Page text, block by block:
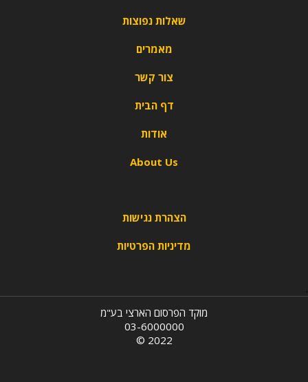
שאלות נפוצות
מאמרים
צור קשר
דף הבית
אודות
About Us
הצהרת נגישות
מדיניות הפרטיות
מוקד הפרסום הארצי בע"מ
03-6000000
2022 ©